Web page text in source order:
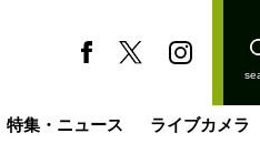
特集・ニュース ライブカメラ